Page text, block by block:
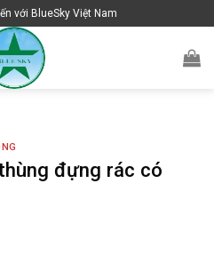
với BlueSky Việt Nam
đựng rác có